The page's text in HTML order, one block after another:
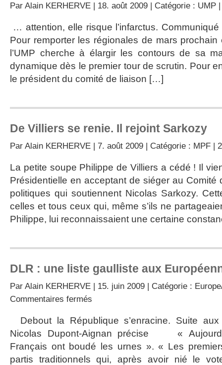
Par Alain KERHERVE | 18. août 2009 | Catégorie : UMP
… attention, elle risque l’infarctus.
Pour remporter les régionales de mars
l’UMP cherche à élargir les contours de sa
dynamique dès le premier tour de scrutin. Pour
le président du comité de liaison […]
De Villiers se renie. Il rejoint Sarkozy
Par Alain KERHERVE | 7. août 2009 | Catégorie : MPF |
La petite soupe Philippe de Villiers a cédé ! Il
Présidentielle en acceptant de siéger au Comité
politiques qui soutiennent Nicolas Sarkozy.
celles et tous ceux qui, même s’ils ne
Philippe, lui reconnaissaient une certaine
DLR : une liste gaulliste aux
Par Alain KERHERVE | 15. juin 2009 | Catégorie :
Commentaires fermés
une
liste
aux
Européennes
Debout la République s’enracine. Suite aux
Nicolas Dupont-Aignan précise «
Français ont boudé les urnes ». « Les
partis traditionnels qui, après avoir nié le